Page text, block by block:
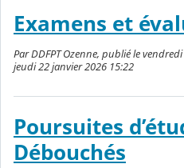
Examens et
Par DDFPT Ozenne, publié le
jeudi 22 janvier 2026 15:22
Poursuites
Débouchés